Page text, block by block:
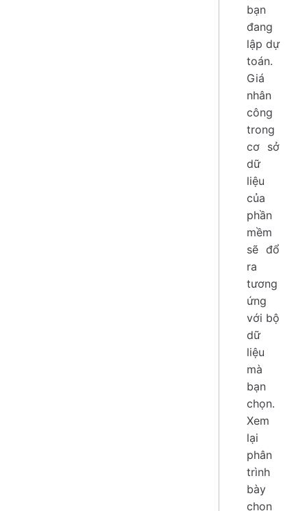
bạn
đang
lập dự
toán.
Giá
nhân
công
trong
cơ sở
dữ
liệu
của
phần
mềm
sẽ đổ
ra
tương
ứng
với bộ
dữ
liệu
mà
bạn
chọn.
Xem
lại
phân
trình
bày
chọn